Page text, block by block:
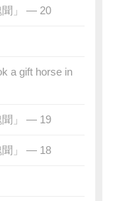
聞」 — 20
a gift horse in
聞」 — 19
聞」 — 18